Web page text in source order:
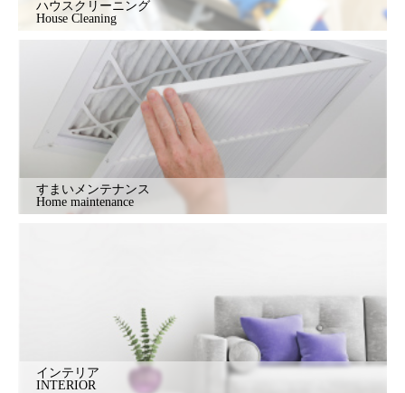
ハウスクリーニング
House Cleaning
すまいメンテナンス
Home maintenance
インテリア
INTERIOR